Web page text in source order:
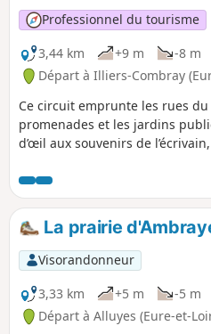
Professionnel du tourisme
3,44 km
+9 m -8 m
Départ à Illiers-Combray
Ce circuit emprunte les rues
promenades et les jardins
d’œil aux souvenirs de
du temps perdu". Promenade
grand nombre.
La prairie
Visorandonneur
3,33 km
+5 m -5 m
Départ à Alluyes (Eure-et-